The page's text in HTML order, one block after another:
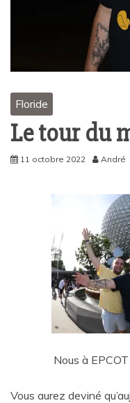
Floride
Le tour du
11 octobre 2022 André
Nous à
Vous aurez deviné